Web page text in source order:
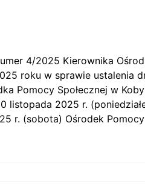
4/2025 Kierownika
roku w sprawie ustalenia
Pomocy Społecznej w
listopada 2025 r.
r. (sobota) Ośrodek Pomocy